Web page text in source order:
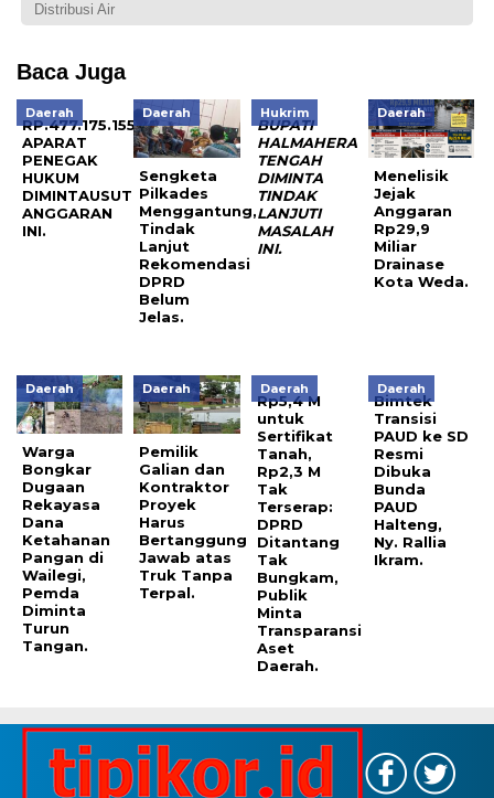
Distribusi Air
Baca Juga
Daerah
RP.477.175.155.249,
APARAT
PENEGAK
HUKUM
DIMINTAUSUT
ANGGARAN
INI.
Daerah
Sengketa
Pilkades
Menggantung,
Tindak
Lanjut
Rekomendasi
DPRD
Belum
Jelas.
Hukrim
BUPATI
HALMAHERA
TENGAH
DIMINTA
TINDAK
LANJUTI
MASALAH
INI.
Daerah
Menelisik
Jejak
Anggaran
Rp29,9
Miliar
Drainase
Kota Weda.
Daerah
Warga
Bongkar
Dugaan
Rekayasa
Dana
Ketahanan
Pangan di
Wailegi,
Pemda
Diminta
Turun
Tangan.
Daerah
Pemilik
Galian dan
Kontraktor
Proyek
Harus
Bertanggung
Jawab atas
Truk Tanpa
Terpal.
Daerah
Rp5,4 M
untuk
Sertifikat
Tanah,
Rp2,3 M
Tak
Terserap:
DPRD
Ditantang
Tak
Bungkam,
Publik
Minta
Transparansi
Aset
Daerah.
Daerah
Bimtek
Transisi
PAUD ke SD
Resmi
Dibuka
Bunda
PAUD
Halteng,
Ny. Rallia
Ikram.